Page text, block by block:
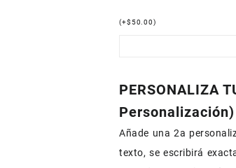
(+$50.00)
PERSONALIZA
Personalización)
Añade una 2a
texto, se escribirá